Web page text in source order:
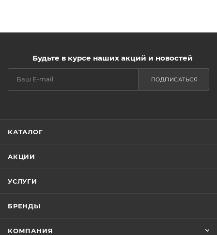
Будьте в курсе наших акций и новостей
ПОДПИСАТЬСЯ
КАТАЛОГ
АКЦИИ
УСЛУГИ
БРЕНДЫ
КОМПАНИЯ